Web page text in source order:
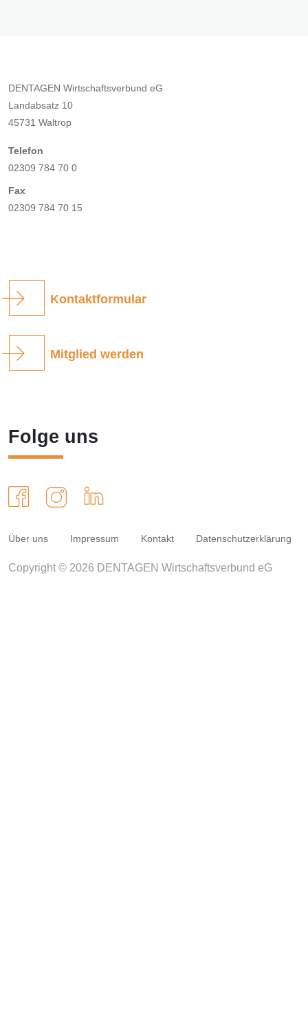
DENTAGEN Wirtschaftsverbund eG
Landabsatz 10
45731 Waltrop
Telefon
02309 784 70 0
Fax
02309 784 70 15
Kontaktformular
Mitglied werden
Folge uns
Über uns Impressum Kontakt Datenschutzerklärung
Copyright © 2026 DENTAGEN Wirtschaftsverbund eG